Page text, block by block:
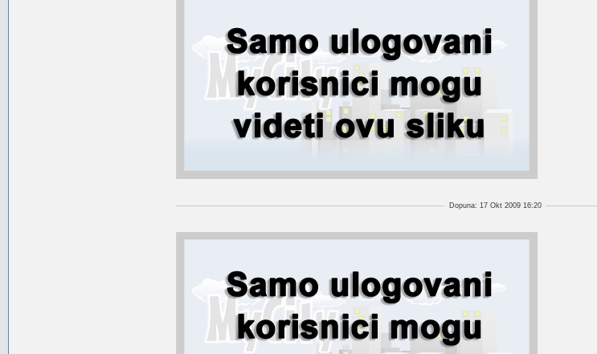
Dopuna: 17 Okt 2009 16:20